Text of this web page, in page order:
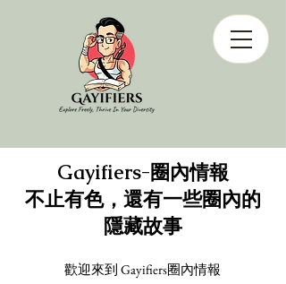
Gayifiers-圈內情報
不止有色，還有一些圈內的
隱藏故事
歡迎來到 Gayifiers圈內情報